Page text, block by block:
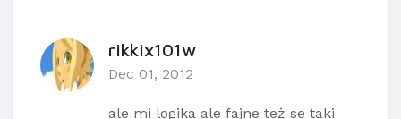
rikkix101w
Dec 01, 2012
ale mi logika ale fajne też se taki